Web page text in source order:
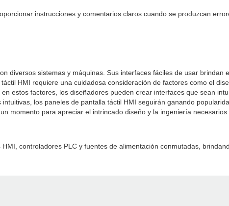
instrucciones y comentarios claros cuando se produzcan
diversos sistemas y máquinas. Sus interfaces fáciles de usar brindan
HMI requiere una cuidadosa consideración de factores como el
estos factores, los diseñadores pueden crear interfaces que sean
los paneles de pantalla táctil HMI seguirán ganando
momento para apreciar el intrincado diseño y la ingeniería
controladores PLC y fuentes de alimentación conmutadas,